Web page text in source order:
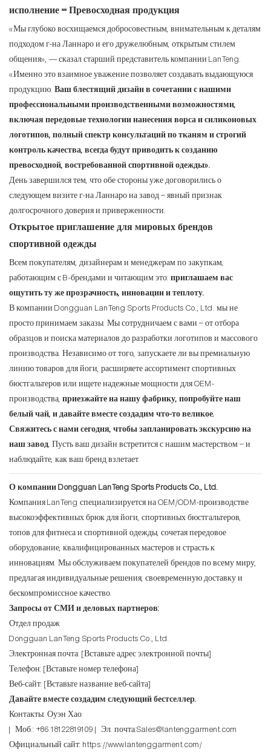
исполнение = Превосходная продукция
«Мы глубоко восхищаемся добросовестным, внимательным к деталям
подходом г-на Ланнаро и его дружелюбным, открытым стилем
общения», — сказал старший представитель компании LanTeng.
«Именно это взаимное уважение позволяет создавать выдающуюся
продукцию. Ваш блестящий дизайн в сочетании с нашими
профессиональными производственными возможностями,
включая передовые технологии нанесения ворса и силиконовых
логотипов, полный спектр консультаций по тканям и строгий
контроль качества, всегда будут приводить к созданию
превосходной, востребованной спортивной одежды».
День завершился тем, что обе стороны уже договорились о
следующем визите г-на Ланнаро на завод – явный признак
долгосрочного доверия и приверженности.
Открытое приглашение для мировых брендов
спортивной одежды
Всем покупателям, дизайнерам и менеджерам по закупкам,
работающим с B-брендами и читающим это: приглашаем вас
ощутить ту же прозрачность, инновации и теплоту.
В компании Dongguan LanTeng Sports Products Co., Ltd. мы не
просто принимаем заказы. Мы сотрудничаем с вами – от отбора
образцов и поиска материалов до разработки логотипов и массового
производства. Независимо от того, запускаете ли вы премиальную
линию товаров для йоги, расширяете ассортимент спортивных
бюстгальтеров или ищете надежные мощности для OEM-
производства, приезжайте на нашу фабрику, попробуйте наш
белый чай, и давайте вместе создадим что-то великое.
Свяжитесь с нами сегодня, чтобы запланировать экскурсию на
наш завод. Пусть ваш дизайн встретится с нашим мастерством – и
наблюдайте, как ваш бренд взлетает.
О компании Dongguan LanTeng Sports Products Co., Ltd.
Компания LanTeng специализируется на OEM/ODM-производстве
высокоэффективных брюк для йоги, спортивных бюстгальтеров,
топов для фитнеса и спортивной одежды, сочетая передовое
оборудование, квалифицированных мастеров и страсть к
инновациям. Мы обслуживаем покупателей брендов по всему миру,
предлагая индивидуальные решения, своевременную доставку и
бескомпромиссное качество.
Запросы от СМИ и деловых партнеров:
Отдел продаж
Dongguan LanTeng Sports Products Co., Ltd.
Электронная почта: [Вставьте адрес электронной почты]
Телефон: [Вставьте номер телефона]
Веб-сайт: [Вставьте название веб-сайта]
Давайте вместе создадим следующий бестселлер.
Контакты: Оуэн Хао
| Моб.: +86 18122819109 | Эл. почта:Sales@lantenggarment.com
Официальный сайт: https://www.lantenggarment.com/